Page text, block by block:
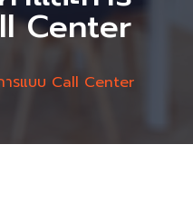
Center
ารแบบ Call Center